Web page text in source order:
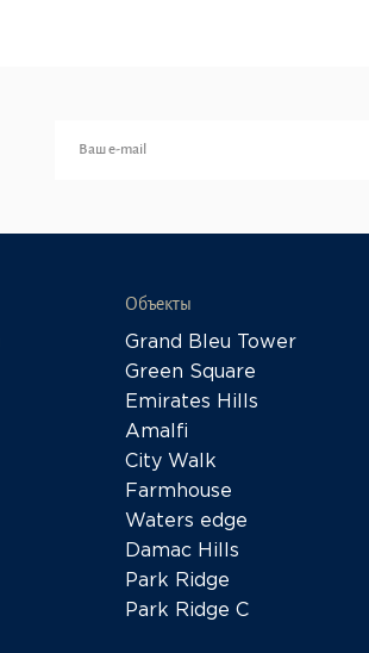
Объекты
Grand Bleu Tower
Green Square
Emirates Hills
Amalfi
City Walk
Farmhouse
Waters edge
Damac Hills
Park Ridge
Park Ridge C